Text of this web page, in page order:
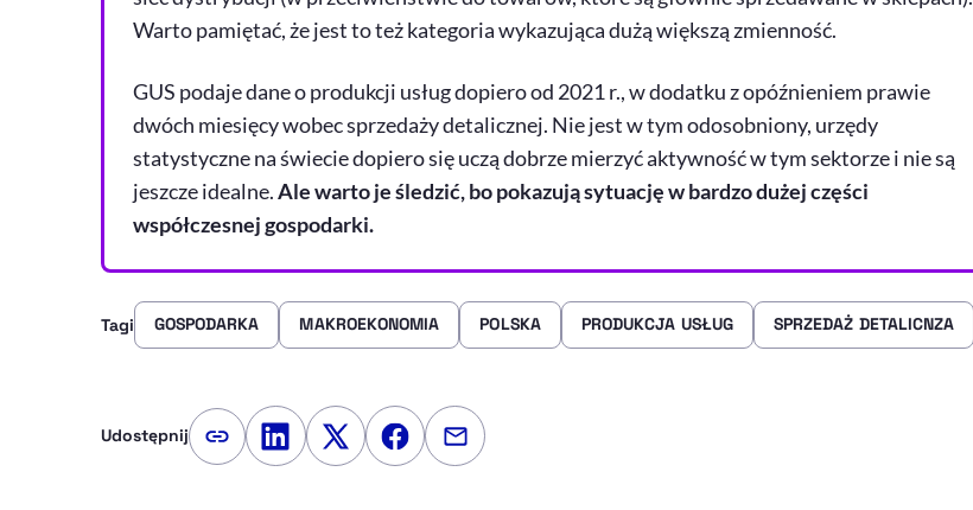
Warto pamiętać, że jest to też kategoria wykazująca dużą większą zmienność.
GUS podaje dane o produkcji usług dopiero od 2021 r., w dodatku z opóźnieniem prawie
dwóch miesięcy wobec sprzedaży detalicznej. Nie jest w tym odosobniony, urzędy
statystyczne na świecie dopiero się uczą dobrze mierzyć aktywność w tym sektorze i nie są
jeszcze idealne.Ale warto je śledzić, bo pokazują sytuację w bardzo dużej części
współczesnej gospodarki.
Tagi GOSPODARKA MAKROEKONOMIA POLSKA PRODUKCJA USŁUG SPRZEDAŻ DETALICNZA
Udostępnij Kopiuj link artykułu
Udostępnij na LinkedIn
Udostępnij na Twitterze
Udostępnij na Facebooku
Udostępnij przez e-mail